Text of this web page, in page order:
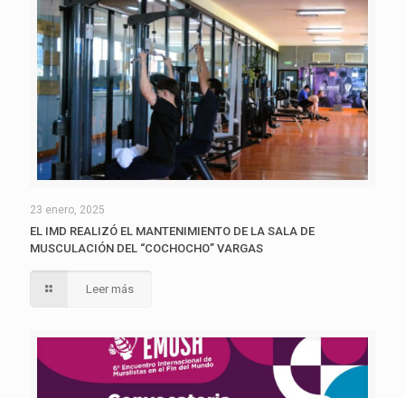
23 enero, 2025
EL IMD REALIZÓ EL MANTENIMIENTO DE LA SALA DE
MUSCULACIÓN DEL “COCHOCHO” VARGAS
Leer más